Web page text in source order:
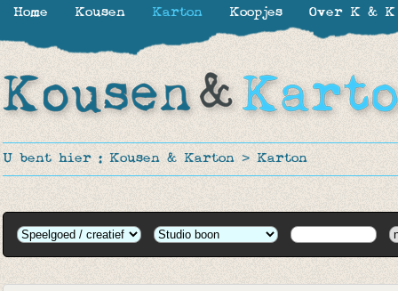
U bent hier : Kousen & Karton > Karton
Home Kousen Karton Koopjes Over K & K